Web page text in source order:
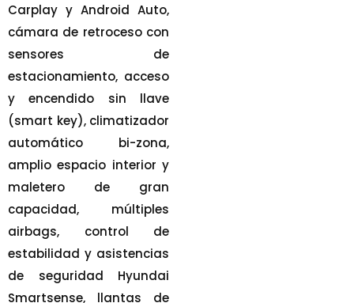
Carplay y Android Auto,
cámara de retroceso con
sensores de
estacionamiento, acceso
y encendido sin llave
(smart key), climatizador
automático bi-zona,
amplio espacio interior y
maletero de gran
capacidad, múltiples
airbags, control de
estabilidad y asistencias
de seguridad Hyundai
Smartsense, llantas de